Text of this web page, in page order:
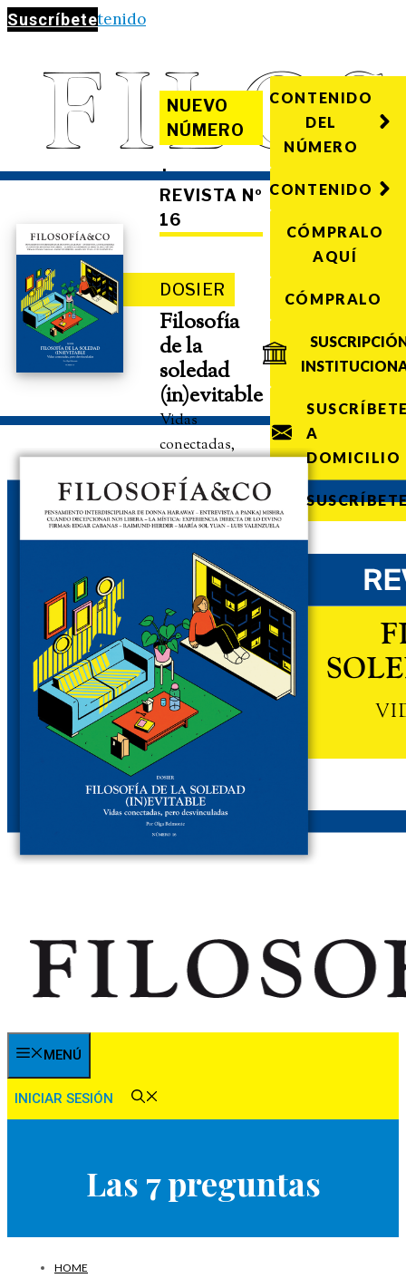
Suscríbete
Saltar al contenido
NUEVO
NÚMERO
·
REVISTA Nº
16
DOSIER
Filosofía
de la
soledad
(in)evitable
Vidas
conectadas,
desvinculadas
CONTENIDO
DEL
NÚMERO
CONTENIDO
CÓMPRALO
AQUÍ
CÓMPRALO
A
DOMICILIO
MENÚ
INICIAR SESIÓN
Las 7 preguntas
HOME